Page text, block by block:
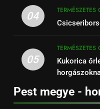
04
TERMÉSZETES
05
TERMÉSZETES
Kukorica
Pest megye -